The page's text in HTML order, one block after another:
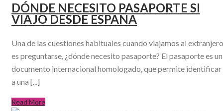
DÓNDE NECESITO PASAPORTE SI
VIAJO DESDE ESPAÑA
Una de las cuestiones habituales cuando viajamos al extranjero
es preguntarse, ¿dónde necesito pasaporte? El pasaporte es un
documento internacional homologado, que permite identificar
a una [...]
Read More